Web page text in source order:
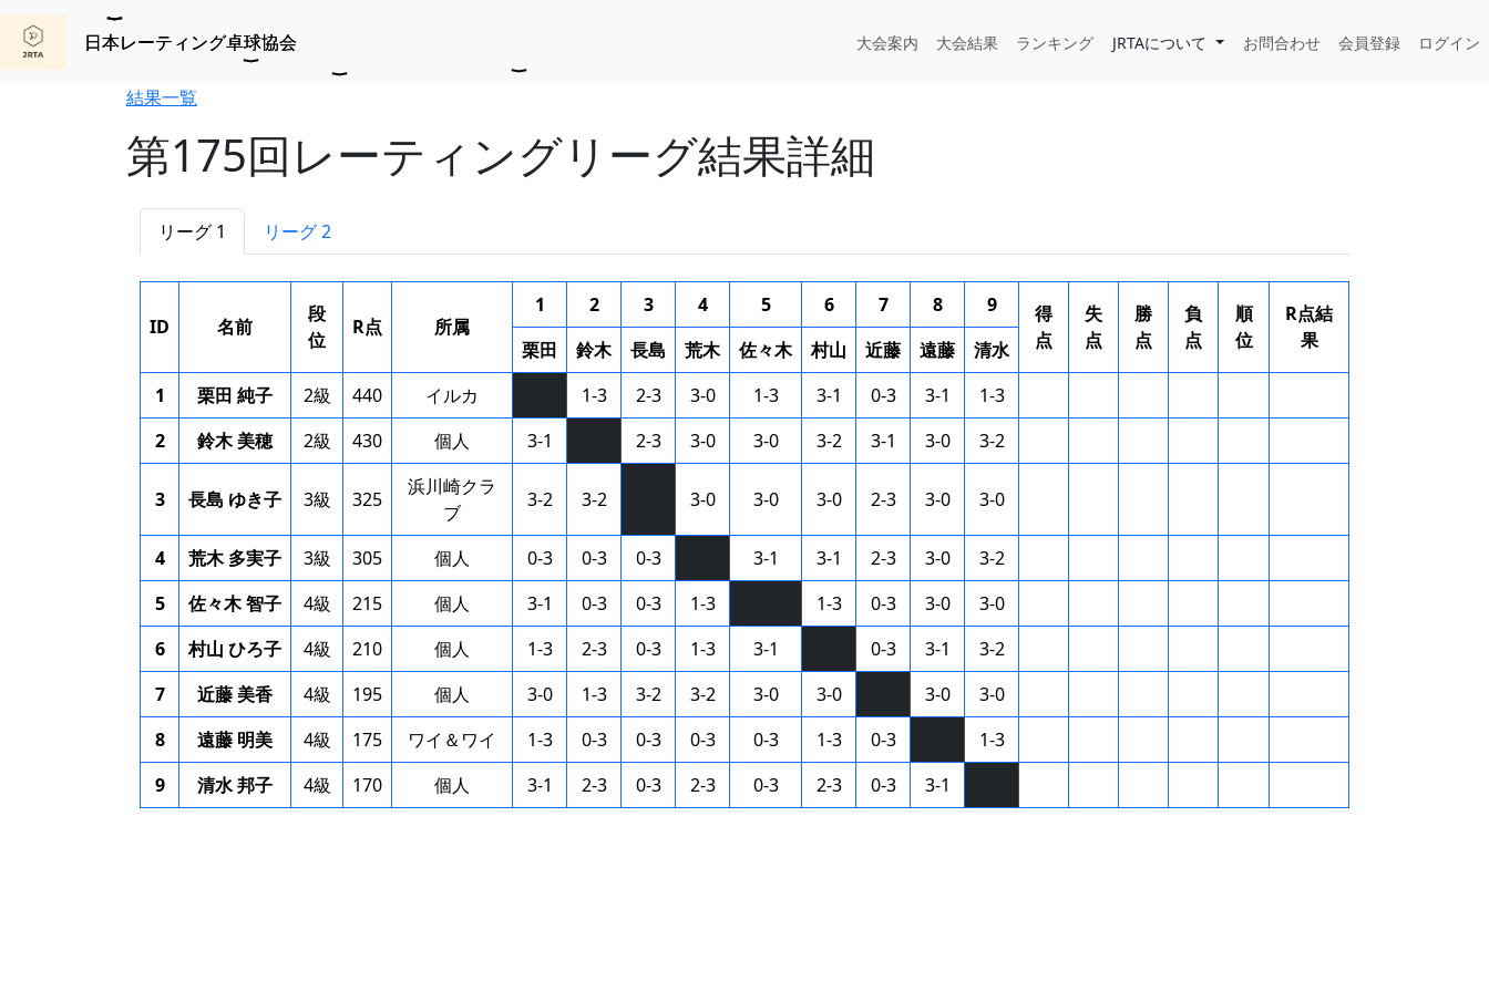
日本レーティング卓球協会 大会案内 大会結果 ランキング JRTAについて お問合わせ 会員登録 ログイン
結果一覧
第175回レーティングリーグ結果詳細
リーグ 1 リーグ 2
ID 名前
段
位
R点 所属
1 2 3 4 5 6 7 8 9
得
点
失
点
勝
点
負
点
順
位
R点結
果
栗田 鈴木 長島 荒木 佐々木 村山 近藤 遠藤
清水
1
栗田 純子 2級 440 イルカ 1-3 2-3 3-0 1-3 3-1 0-3 3-1
1-3
2
鈴木 美穂 2級 430 個人 3-1 2-3 3-0 3-0 3-2 3-1 3-0 3-2
3 長島 ゆき子 3級 325
浜川崎クラ
ブ
3-2 3-2 3-0 3-0 3-0 2-3 3-0 3-0
4 荒木 多実子 3級 305 個人 0-3 0-3 0-3 3-1 3-1 2-3 3-0
3-2
5
佐々木 智子 4級 215 個人 3-1 0-3 0-3 1-3 1-3 0-3 3-0
3-0
6
村山 ひろ子 4級 210 個人 1-3 2-3 0-3 1-3 3-1 0-3 3-1
3-2
7
近藤 美香 4級 195 個人 3-0 1-3 3-2 3-2 3-0 3-0 3-0
3-0
8
遠藤 明美 4級 175 ワイ＆ワイ 1-3 0-3 0-3 0-3 0-3 1-3 0-3
1-3
9
清水 邦子 4級 170 個人 3-1 2-3 0-3 2-3 0-3 2-3 0-3 3-1